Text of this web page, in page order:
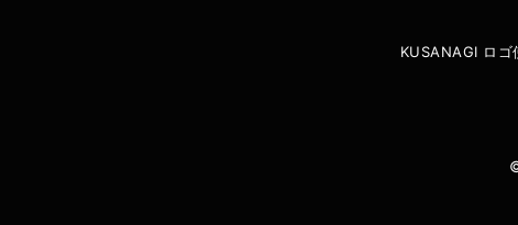
KUSANAGI ロゴ